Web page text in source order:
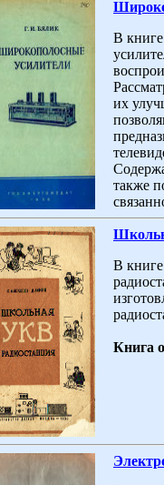
В книге
их
также
В
Книга